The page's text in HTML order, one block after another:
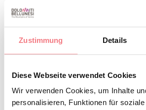
Zustimmung Details
Diese Webseite verwendet Cookies
Wir verwenden Cookies, um Inhalte
personalisieren, Funktionen für
Abonnieren Sie den Newsletter
Dolomiten!
Sie erhalten Nachrichten,
zu jeder Jahreszeit.